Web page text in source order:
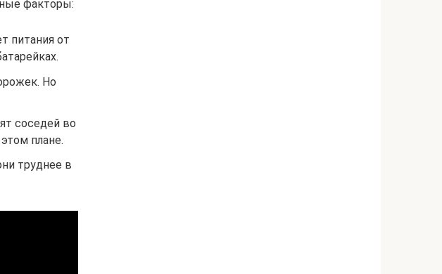
факторы:
питания от
Но
соседей во
плане.
труднее в